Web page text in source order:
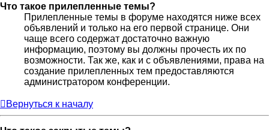
Что такое прилепленные темы?
Прилепленные темы в форуме находятся ниже всех
объявлений и только на его первой странице. Они
чаще всего содержат достаточно важную
информацию, поэтому вы должны прочесть их по
возможности. Так же, как и с объявлениями, права на
создание прилепленных тем предоставляются
администратором конференции.
Вернуться к началу